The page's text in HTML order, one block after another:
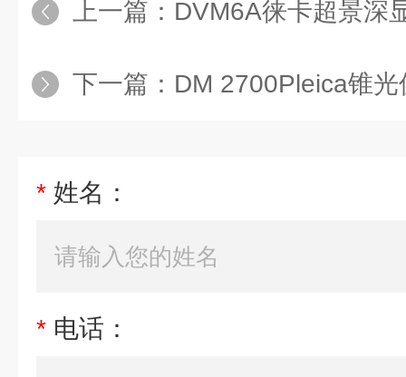
上一篇： DVM6A徕卡超景深
下一篇： DM 2700Pleica锥
* 姓名：
* 电话：